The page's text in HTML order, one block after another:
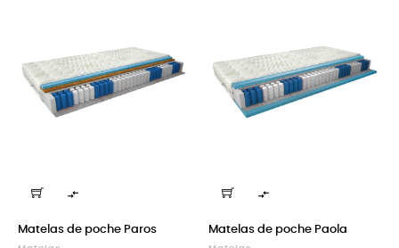

Matelas de poche Paros

Matelas de poche Paola